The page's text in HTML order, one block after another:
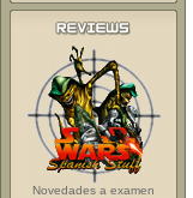
Novedades a examen